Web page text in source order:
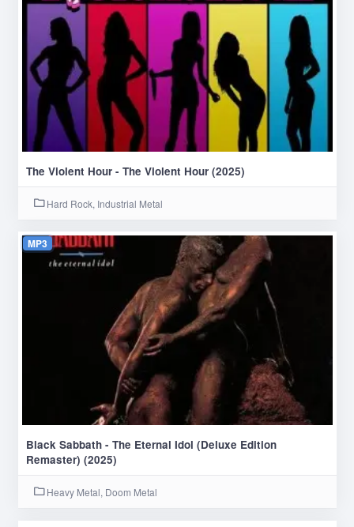
The Violent Hour - The Violent Hour (2025)
Hard Rock, Industrial Metal
MP3
Black Sabbath - The Eternal Idol (Deluxe Edition
Remaster) (2025)
Heavy Metal, Doom Metal